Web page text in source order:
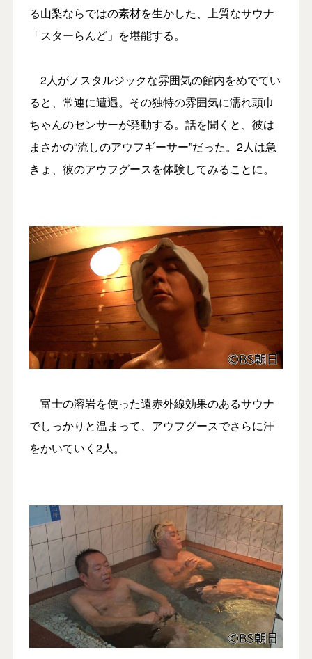
る山梨ならではの素材を生かした、上質なサウナ
「スターらんど」を堪能する。
2人がノスタルジックな雰囲気の館内をめでてい
ると、常連に遭遇。その独特の雰囲気に濡れ頭巾
ちゃんのセンサーが発動する。話を聞くと、彼は
まさかの“流しのアウフギーサー”だった。2人は急
きょ、彼のアウフグースを体験してみることに。
富士の溶岩を使った遠赤外線効果のあるサウナ
でしっかりと温まって、アウフグースでさらに汗
をかいていく2人。